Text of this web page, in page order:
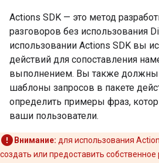
Actions SDK — это метод
разговоров без использования
использовании Actions SDK вы
действий для сопоставления
выполнением. Вы также должны
шаблоны запросов в пакете
определить примеры фраз,
ваши пользователи.
Внимание: для использования
создать или предоставить собственное